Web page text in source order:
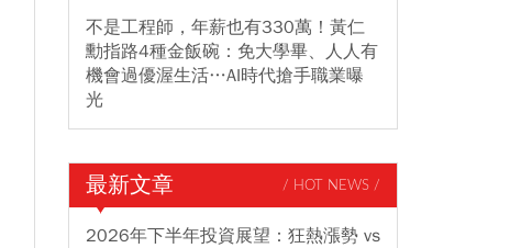
不是工程師，年薪也有330萬！黃仁
勳指路4種金飯碗：免大學畢、人人有
機會過優渥生活…AI時代搶手職業曝
光
最新文章 / HOT NEWS /
2026年下半年投資展望：狂熱漲勢 vs